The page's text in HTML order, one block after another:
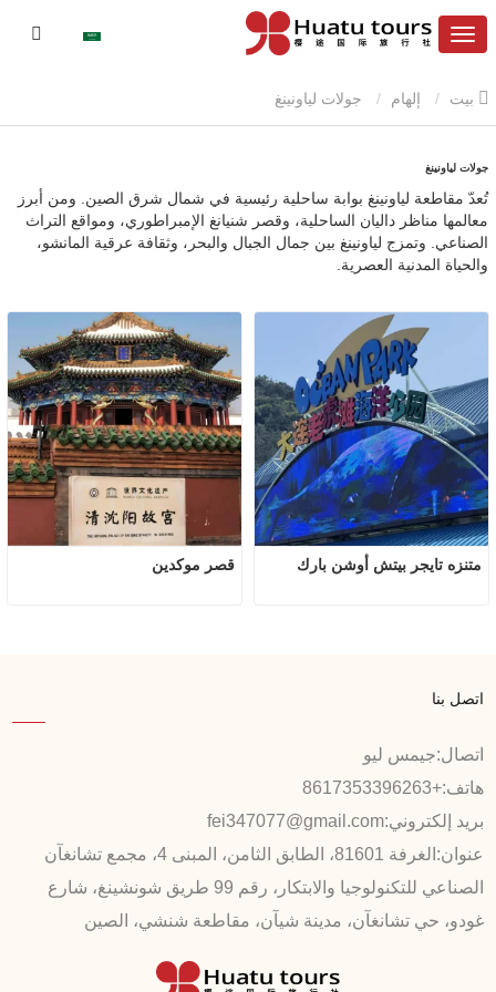
إلهام
جولات لياونينغ
تُعدّ مقاطعة لياونينغ بوابة ساحلية رئيسية في شمال شرق الصين. ومن أبرز
معالمها مناظر داليان الساحلية، وقصر شنيانغ الإمبراطوري، ومواقع التراث
الصناعي. وتمزج لياونينغ بين جمال الجبال والبحر، وثقافة عرقية المانشو،
والحياة المدنية العصرية.
قصر موكدين متنزه تايجر بيتش أوشن بارك
اتصل بنا
اتصال:جيمس ليو
هاتف:+8617353396263
بريد إلكتروني:fei347077@gmail.com
عنوان:
الغرفة 81601، الطابق الثامن، المبنى 4، مجمع تشانغآن
الصناعي للتكنولوجيا والابتكار، رقم 99 طريق شونشينغ، شارع
غودو، حي تشانغآن، مدينة شيآن، مقاطعة شنشي، الصين